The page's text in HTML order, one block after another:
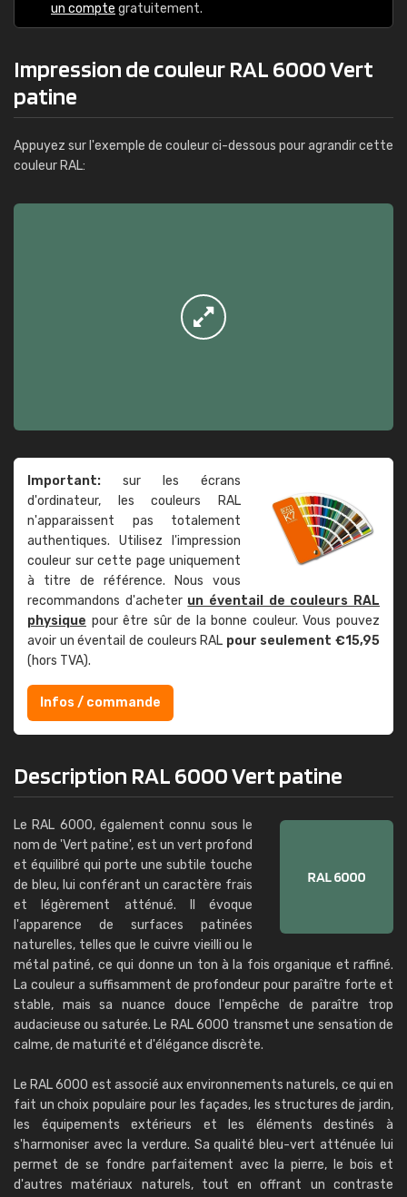
un compte gratuitement.
Impression de couleur RAL 6000 Vert
patine
Appuyez sur l'exemple de couleur ci-dessous pour agrandir cette
couleur RAL:
Important: sur les écrans
d'ordinateur, les couleurs RAL
n'apparaissent pas totalement
authentiques. Utilisez l'impression
couleur sur cette page uniquement
à titre de référence. Nous vous
recommandons d'acheter un éventail de couleurs RAL
physique pour être sûr de la bonne couleur. Vous pouvez
avoir un éventail de couleurs RAL pour seulement €15,95
(hors TVA).
Infos / commande
Description RAL 6000 Vert patine
Le RAL 6000, également connu sous le
nom de 'Vert patine', est un vert profond
et équilibré qui porte une subtile touche
de bleu, lui conférant un caractère frais
et légèrement atténué. Il évoque
l'apparence de surfaces patinées
naturelles, telles que le cuivre vieilli ou le
métal patiné, ce qui donne un ton à la fois organique et raffiné.
La couleur a suffisamment de profondeur pour paraître forte et
stable, mais sa nuance douce l'empêche de paraître trop
audacieuse ou saturée. Le RAL 6000 transmet une sensation de
calme, de maturité et d'élégance discrète.
Le RAL 6000 est associé aux environnements naturels, ce qui en
fait un choix populaire pour les façades, les structures de jardin,
les équipements extérieurs et les éléments destinés à
s'harmoniser avec la verdure. Sa qualité bleu-vert atténuée lui
permet de se fondre parfaitement avec la pierre, le bois et
d'autres matériaux naturels, tout en offrant un contraste